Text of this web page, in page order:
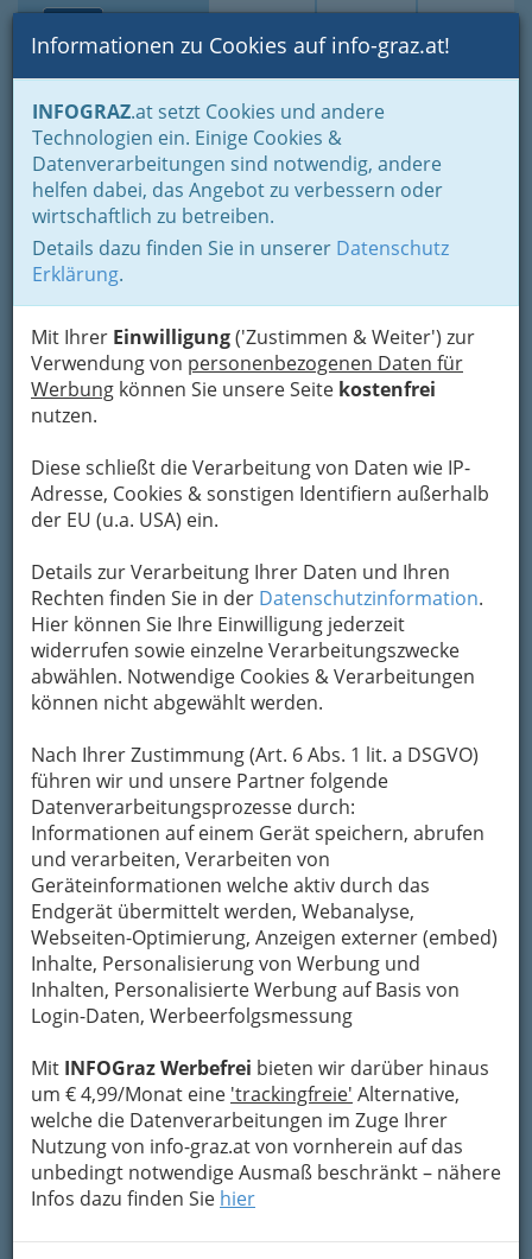
Suche Login Toggle
Informationen zu Cookies auf info-graz.at!
INFOGRAZ.at setzt Cookies und andere
Technologien ein. Einige Cookies &
Datenverarbeitungen sind notwendig, andere
helfen dabei, das Angebot zu verbessern oder
wirtschaftlich zu betreiben.
Details dazu finden Sie in unserer Datenschutz
Erklärung.
Mit Ihrer Einwilligung('Zustimmen & Weiter') zur
Verwendung von personenbezogenen Daten für
Werbung können Sie unsere Seite kostenfrei
nutzen.
Diese schließt die Verarbeitung von Daten wie IP-
Adresse, Cookies & sonstigen Identifiern außerhalb
der EU (u.a. USA) ein.
Details zur Verarbeitung Ihrer Daten und Ihren
Rechten finden Sie in der Datenschutzinformation.
Hier können Sie Ihre Einwilligung jederzeit
widerrufen sowie einzelne Verarbeitungszwecke
abwählen. Notwendige Cookies & Verarbeitungen
können nicht abgewählt werden.
Nach Ihrer Zustimmung (Art. 6 Abs. 1 lit. a DSGVO)
führen wir und unsere Partner folgende
Datenverarbeitungsprozesse durch:
Informationen auf einem Gerät speichern, abrufen
und verarbeiten, Verarbeiten von
Geräteinformationen welche aktiv durch das
Endgerät übermittelt werden, Webanalyse,
Webseiten-Optimierung, Anzeigen externer (embed)
Inhalte, Personalisierung von Werbung und
Inhalten, Personalisierte Werbung auf Basis von
Login-Daten, Werbeerfolgsmessung
Mit INFOGraz Werbefrei bieten wir darüber hinaus
um € 4,99/Monat eine 'trackingfreie' Alternative,
welche die Datenverarbeitungen im Zuge Ihrer
Nutzung von info-graz.at von vornherein auf das
unbedingt notwendige Ausmaß beschränkt – nähere
Infos dazu finden Sie hier
Home Branchen
Gewerbe, Handwerk, Banken
Information und Consulting
Technische Büros - Ingenieurbüros
Verfahrenstechnik
Perotech Gesellschaft für
Abfallwirtschaft, Energie-
und Umwelttechnik GmbH
Posenergasse 12, 8045 Graz
Karte
Adresse mit Google Maps anschauen
Kontaktaufnahme
Um die Info-Graz Firmenvor Spam-Mails zu
bewahren, verwenden wir an dieser Stelle zur
Übermittlung Ihrer Nachricht ein sicheres
Formular. Ihre Nachricht wird nach dem
Unternehmen Perotech Gesellschaft für
Abfallwirtschaft, Energie- und Umwelttechnik
GmbH weitergeleitet.
Mein Name
Meine Email Adresse
Mein Betreff
Meine Nachricht